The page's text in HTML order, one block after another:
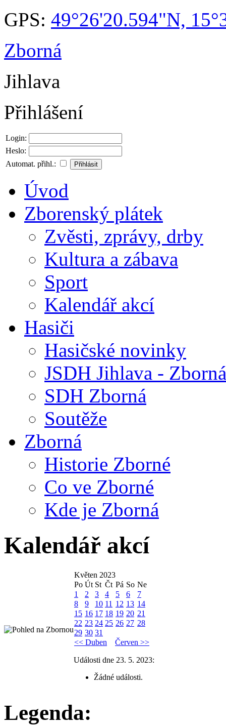
GPS: 49°26'20.594"N,
Zborná
Jihlava
Přihlášení
Login:
Heslo:
Automat. přihl.:
Úvod
Zborenský plátek
Zvěsti, zprávy, drby
Kultura a zábava
Sport
Kalendář akcí
Hasiči
Hasičské novinky
JSDH Jihlava - Zborná
SDH Zborná
Soutěže
Zborná
Historie Zborné
Co ve Zborné
Kde je Zborná
Kalendář akcí
Květen 2023
Po Út St Čt Pá So Ne
1
2 3 4 5 6
7
8
9 10 11 12 13 14
15 16 17 18 19 20 21
22 23 24 25 26 27 28
29 30 31
<< Duben
Červen >>
Události dne 23. 5. 2023:
Žádné události.
Legenda: